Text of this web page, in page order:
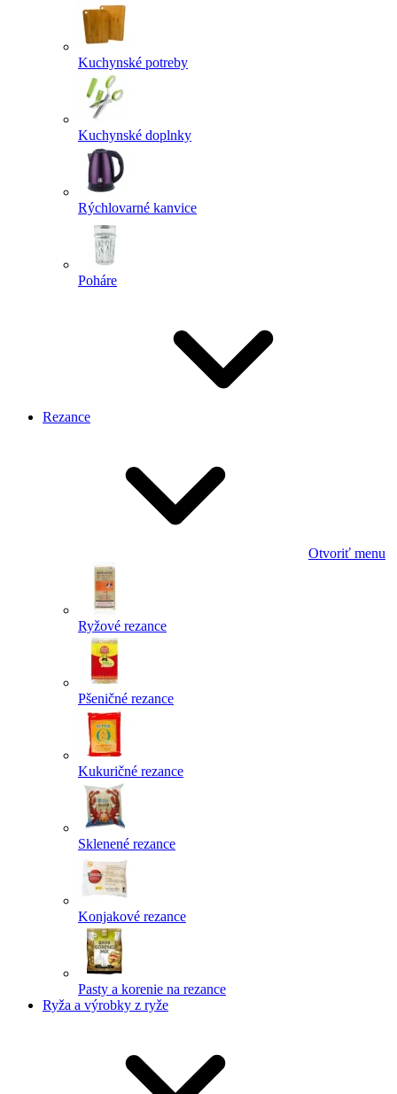
Kuchynské potreby
Kuchynské doplnky
Rýchlovarné kanvice
Poháre
Rezance
Otvoriť menu
Ryžové rezance
Pšeničné rezance
Kukuričné rezance
Sklenené rezance
Konjakové rezance
Pasty a korenie na rezance
Ryža a výrobky z ryže